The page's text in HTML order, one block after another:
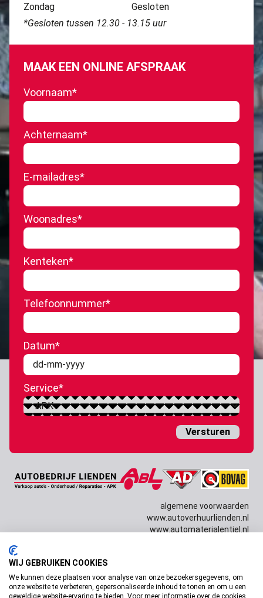
Zondag
Gesloten
*Gesloten tussen 12.30 - 13.15 uur
MAAK EEN ONLINE AFSPRAAK
Voornaam*
Achternaam*
E-mailadres*
Woonadres*
Kenteken*
Telefoonnummer*
Datum*
DD
dash
MM
dash
Service*
algemene voorwaarden
www.autoverhuurlienden.nl
www.automaterialentiel.nl
Copyright © 2026 Autobedrijf Lienden Design door
Willem van Dam
WIJ GEBRUIKEN COOKIES
We kunnen deze plaatsen voor analyse van onze bezoekersgegevens, om
onze website te verbeteren, gepersonaliseerde inhoud te tonen en om u een
geweldige website-ervaring te bieden. Voor meer informatie over de cookies